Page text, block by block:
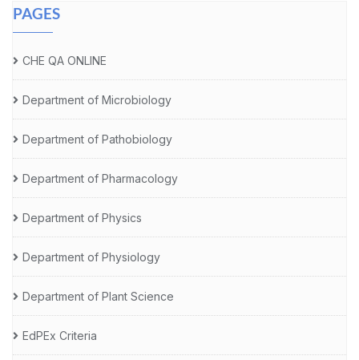
PAGES
CHE QA ONLINE
Department of Microbiology
Department of Pathobiology
Department of Pharmacology
Department of Physics
Department of Physiology
Department of Plant Science
EdPEx Criteria